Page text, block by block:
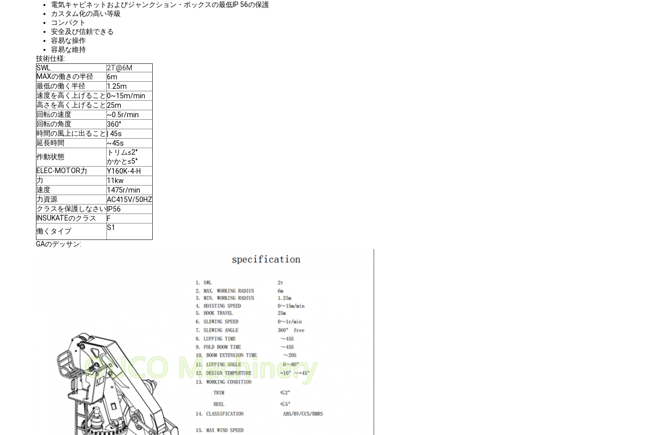
電気キャビネットおよびジャンクション・ボックスの最低IP 56の保護
カスタム化の高い等級
コンパクト
安全及び信頼できる
容易な操作
容易な維持
技術仕様:
SWL
2T@6M
MAXの働きの半径
6m
最低の働く半径
1.25m
速度を高く上げること 0~15m/min
高さを高く上げること 25m
回転の速度
~0.5r/min
回転の角度
360°
時間の風上に出ること
| 45s
延長時間
~45s
作動状態
トリム≤2°
かかと≤5°
ELEC-MOTOR力
Y160K-4-H
力
11kw
速度
1475r/min
力資源
AC415V/50HZ
クラスを保護しなさい IP56
INSUKATEのクラス
F
働くタイプ
S1
GAのデッサン: